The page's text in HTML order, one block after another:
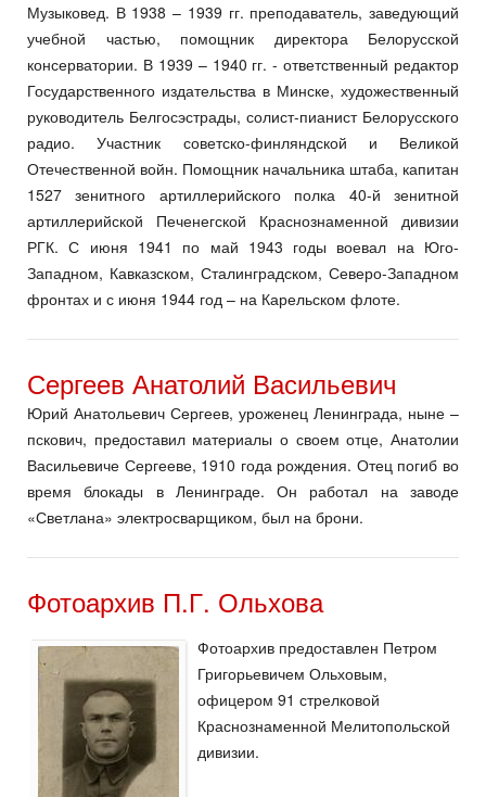
Музыковед. В 1938 – 1939 гг. преподаватель, заведующий
учебной частью, помощник директора Белорусской
консерватории. В 1939 – 1940 гг. - ответственный редактор
Государственного издательства в Минске, художественный
руководитель Белгосэстрады, солист-пианист Белорусского
радио. Участник советско-финляндской и Великой
Отечественной войн. Помощник начальника штаба, капитан
1527 зенитного артиллерийского полка 40-й зенитной
артиллерийской Печенегской Краснознаменной дивизии
РГК. С июня 1941 по май 1943 годы воевал на Юго-
Западном, Кавказском, Сталинградском, Северо-Западном
фронтах и с июня 1944 год – на Карельском флоте.
Сергеев Анатолий Васильевич
Юрий Анатольевич Сергеев, уроженец Ленинграда, ныне –
пскович, предоставил материалы о своем отце, Анатолии
Васильевиче Сергееве, 1910 года рождения. Отец погиб во
время блокады в Ленинграде. Он работал на заводе
«Светлана» электросварщиком, был на брони.
Фотоархив П.Г. Ольхова
Фотоархив предоставлен Петром
Григорьевичем Ольховым,
офицером 91 стрелковой
Краснознаменной Мелитопольской
дивизии.